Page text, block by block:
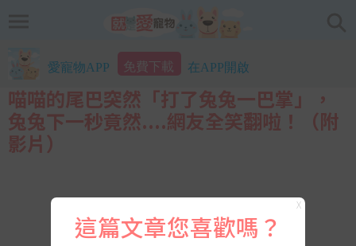
愛寵物APP 免費下載 在APP開啟
喵喵的尾巴突然「打了兔兔一巴掌」，
兔兔下一秒竟然....網友全笑翻啦！（附
影片）
X
這篇文章您喜歡嗎？